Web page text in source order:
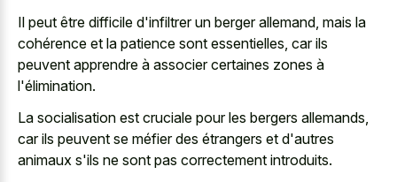
Il peut être difficile d'infiltrer un berger allemand, mais la
cohérence et la patience sont essentielles, car ils
peuvent apprendre à associer certaines zones à
l'élimination.
La socialisation est cruciale pour les bergers allemands,
car ils peuvent se méfier des étrangers et d'autres
animaux s'ils ne sont pas correctement introduits.